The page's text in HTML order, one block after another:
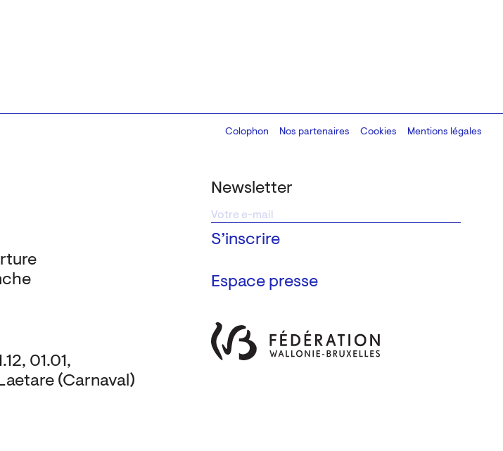
Newsletter
Espace presse
01.01,
(Carnaval)
Colophon
Design:Marcel Kaczmarek, code:8080.studio
Nos partenaires Cookies Mentions légales